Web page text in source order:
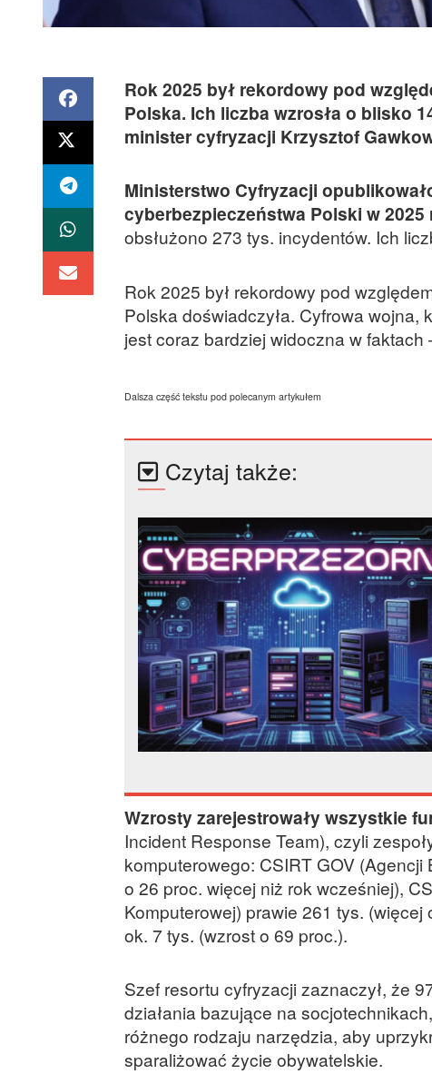
Rok 2025 był rekordowy pod
Polska. Ich liczba wzrosła o blisko
minister cyfryzacji Krzysztof
Ministerstwo Cyfryzacji
cyberbezpieczeństwa Polski w 2025
obsłużono 273 tys. incydentów. Ich
Rok 2025 był rekordowy pod
Polska doświadczyła. Cyfrowa
jest coraz bardziej widoczna w
Dalsza część tekstu pod polecanym artykułem
Czytaj także:
Wzrosty zarejestrowały wszystkie
Incident Response Team), czyli
komputerowego: CSIRT GOV
o 26 proc. więcej niż rok wcześniej),
Komputerowej) prawie 261 tys.
ok. 7 tys. (wzrost o 69 proc.).
Szef resortu cyfryzacji zaznaczył, że
działania bazujące na
różnego rodzaju narzędzia, aby
sparaliżować życie obywatelskie.